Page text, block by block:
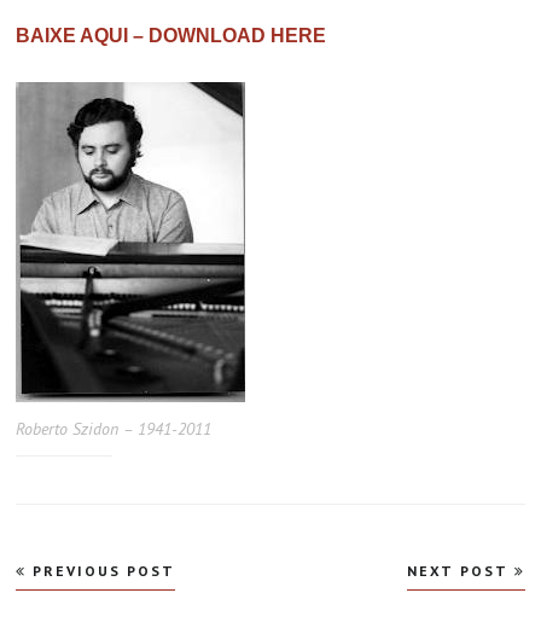
BAIXE AQUI – DOWNLOAD HERE
Roberto Szidon – 1941-2011
Navegação
de
PREVIOUS POST NEXT POST